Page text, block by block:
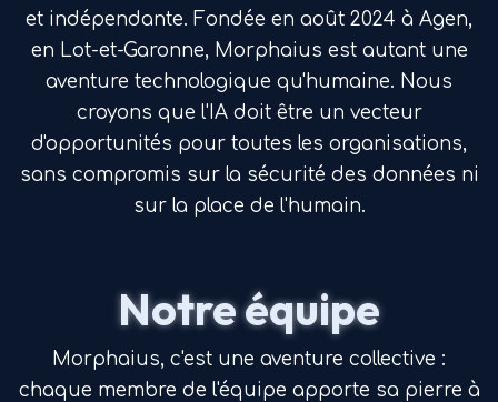
et indépendante. Fondée en août 2024 à Agen,
en Lot-et-Garonne, Morphaius est autant une
aventure technologique qu'humaine. Nous
croyons que l'IA doit être un vecteur
d'opportunités pour toutes les organisations,
sans compromis sur la sécurité des données ni
sur la place de l'humain.
Notre équipe
Morphaius, c'est une aventure collective :
chaque membre de l'équipe apporte sa pierre à